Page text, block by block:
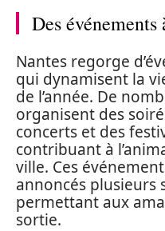
Des événements
Nantes regorge
qui dynamisent la
de l’année. De
organisent des
concerts et des
contribuant à
ville. Ces
annoncés plusieurs
permettant aux
sortie.